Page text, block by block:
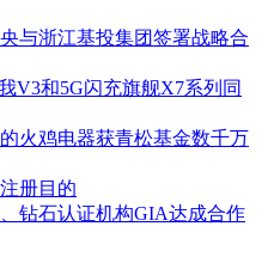
与浙江基投集团签署战略合
V3和5G闪充旗舰X7系列同
火鸡电器获青松基金数千万
册目的
钻石认证机构GIA达成合作